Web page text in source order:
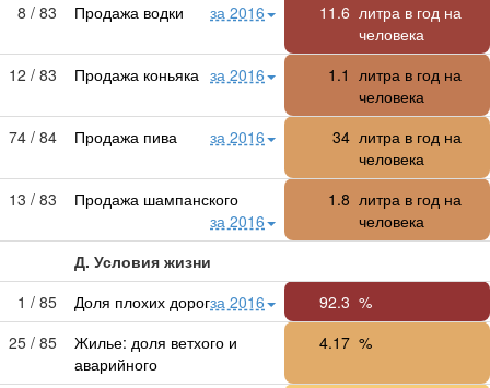
8 / 83
Продажа водки за 2016 11.6 литра в год на
человека
12 / 83
Продажа коньяка за 2016 1.1 литра в год на
человека
74 / 84
Продажа пива за 2016 34 литра в год на
человека
13 / 83
Продажа шампанского
за 2016
1.8 литра в год на
человека
Д. Условия жизни
1 / 85
Доля плохих дорогза 2016 92.3 %
25 / 85
Жилье: доля ветхого и
аварийного
4.17 %